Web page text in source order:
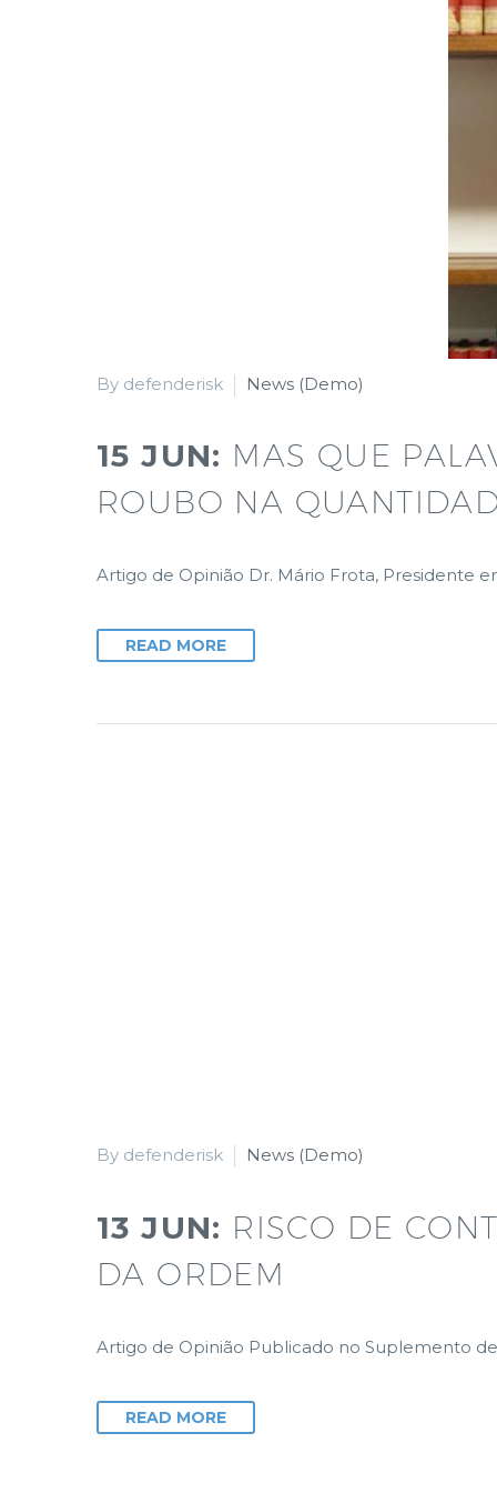
By defenderisk News (Demo)
15 JUN: MAS QUE
ROUBO NA
Artigo de Opinião Dr. Mário Frota, Presidente
READ MORE
By defenderisk News (Demo)
13 JUN: RISCO DE
DA ORDEM
Artigo de Opinião Publicado no Suplemento
READ MORE